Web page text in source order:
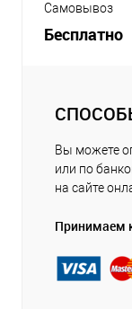
Самовывоз
Бесплатно
Вы можете
или по
на сайте
Принимаем